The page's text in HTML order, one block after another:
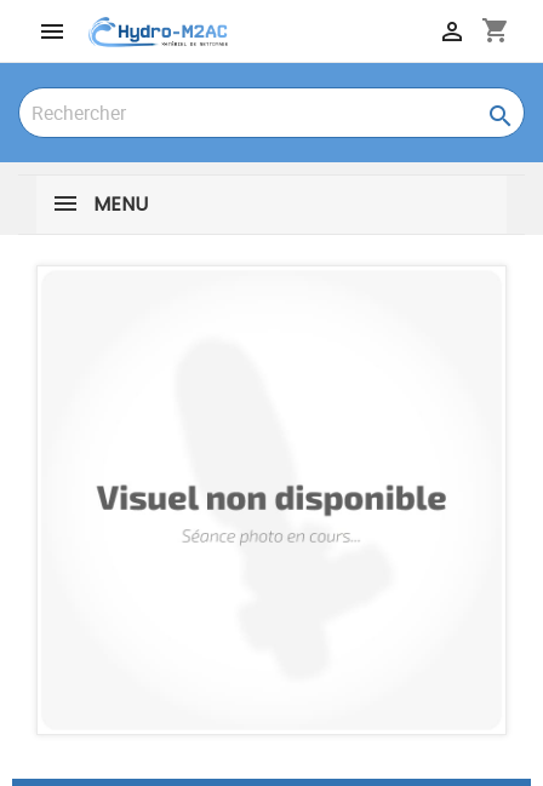
 shopping_cart


MENU